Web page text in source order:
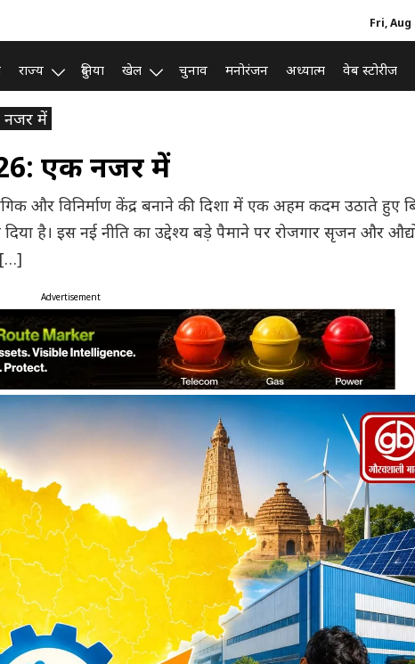
Fri, Aug
राज्य दुनिया खेल चुनाव मनोरंजन अध्यात्म वेब स्टोरीज
नजर में
एक नजर में
और विनिर्माण केंद्र बनाने की दिशा में एक अहम कदम उठाते हुए
है। इस नई नीति का उद्देश्य बड़े पैमाने पर रोजगार सृजन और
[…]
Advertisement